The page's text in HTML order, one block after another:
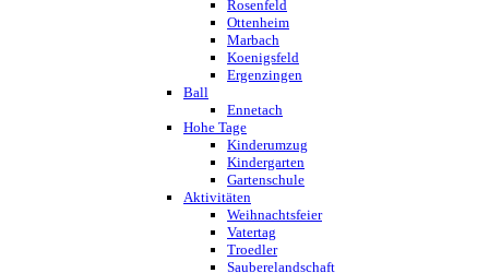
Rosenfeld
Ottenheim
Marbach
Koenigsfeld
Ergenzingen
Ball
Ennetach
Hohe Tage
Kinderumzug
Kindergarten
Gartenschule
Aktivitäten
Weihnachtsfeier
Vatertag
Troedler
Sauberelandschaft